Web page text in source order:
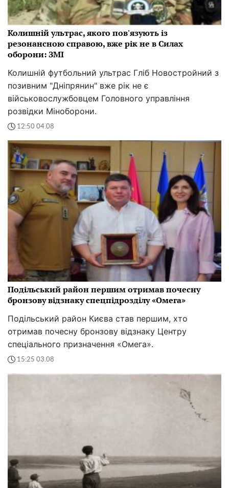
Колишній ультрас, якого пов'язують із
резонансною справою, вже рік не в Силах
оборони: ЗМІ
Колишній футбольний ультрас Гліб Новостройний з
позивним "Дніпрянин" вже рік не є
військовослужбовцем Головного управління
розвідки Міноборони.
12:50 04.08
Подільський район першим отримав почесну
бронзову відзнаку спецпідрозділу «Омега»
Подільський район Києва став першим, хто
отримав почесну бронзову відзнаку Центру
спеціального призначення «Омега».
15:25 03.08